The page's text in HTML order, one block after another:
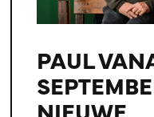
PAUL
NIEUWE